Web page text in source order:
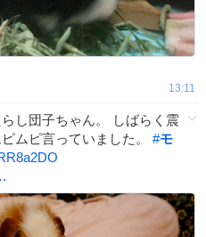
13:11
し団子ちゃん。 しばらく震
ムピ言っていました。 #モ